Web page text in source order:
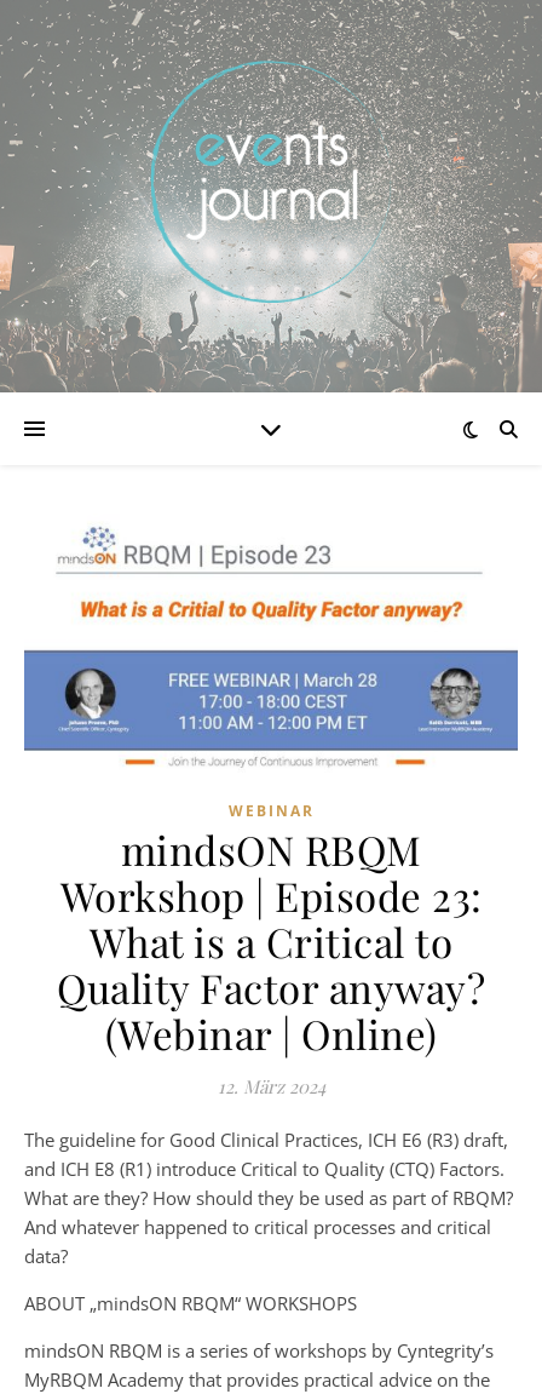
WEBINAR
mindsON RBQM
Workshop | Episode 23:
What is a Critical to
Quality Factor anyway?
(Webinar | Online)
12. März 2024
The guideline for Good Clinical Practices, ICH E6 (R3) draft,
and ICH E8 (R1) introduce Critical to Quality (CTQ) Factors.
What are they? How should they be used as part of RBQM?
And whatever happened to critical processes and critical
data?
ABOUT „mindsON RBQM“ WORKSHOPS
mindsON RBQM is a series of workshops by Cyntegrity’s
MyRBQM Academy that provides practical advice on the